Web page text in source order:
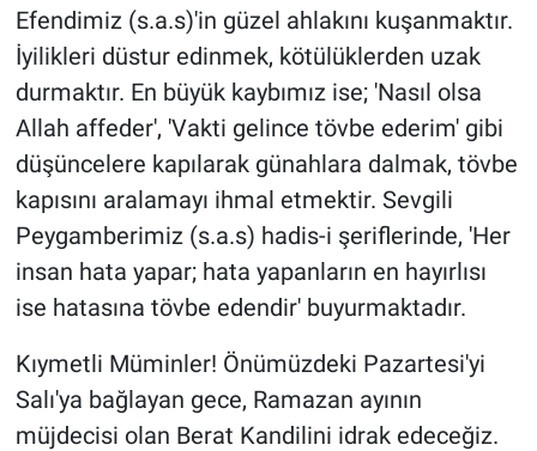
Efendimiz (s.a.s)'in güzel ahlakını kuşanmaktır.
İyilikleri düstur edinmek, kötülüklerden uzak
durmaktır. En büyük kaybımız ise; 'Nasıl olsa
Allah affeder', 'Vakti gelince tövbe ederim' gibi
düşüncelere kapılarak günahlara dalmak, tövbe
kapısını aralamayı ihmal etmektir. Sevgili
Peygamberimiz (s.a.s) hadis-i şeriflerinde, 'Her
insan hata yapar; hata yapanların en hayırlısı
ise hatasına tövbe edendir' buyurmaktadır.
Kıymetli Müminler! Önümüzdeki Pazartesi'yi
Salı'ya bağlayan gece, Ramazan ayının
müjdecisi olan Berat Kandilini idrak edeceğiz.